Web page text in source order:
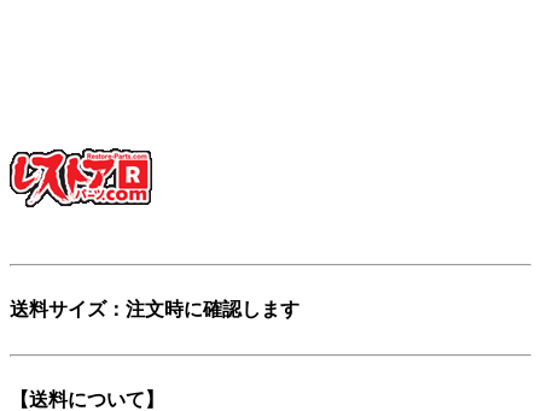
送料サイズ：注文時に確認します
【送料について】